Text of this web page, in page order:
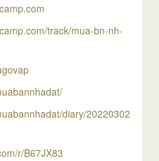
track/mua-bn-nh-
diary/20220302
r/B67JX83